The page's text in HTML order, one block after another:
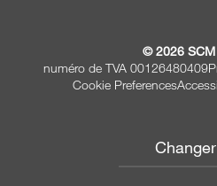
© 2026
numéro de TVA 00126480409
Cookie Preferences